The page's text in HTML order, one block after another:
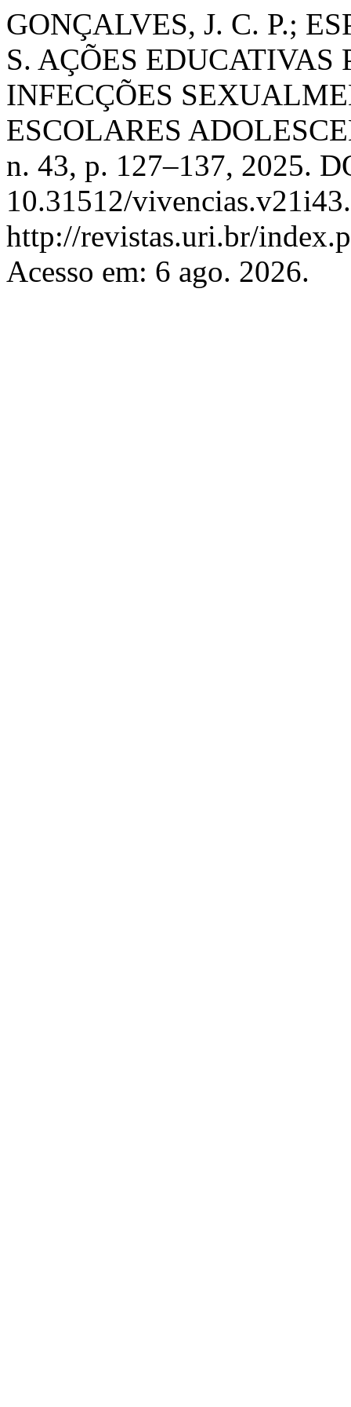
GONÇALVES, J. C. P.;
S. AÇÕES EDUCATIVAS
INFECÇÕES
ESCOLARES
n. 43, p. 127–137, 2025.
10.31512/
http://revistas.uri.br/
Acesso em: 6 ago. 2026.